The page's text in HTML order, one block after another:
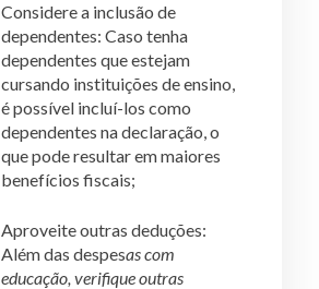
Considere a inclusão de
dependentes: Caso tenha
dependentes que estejam
cursando instituições de ensino,
é possível incluí-los como
dependentes na declaração, o
que pode resultar em maiores
benefícios fiscais;
Aproveite outras deduções:
Além das despesas com
educação, verifique outras